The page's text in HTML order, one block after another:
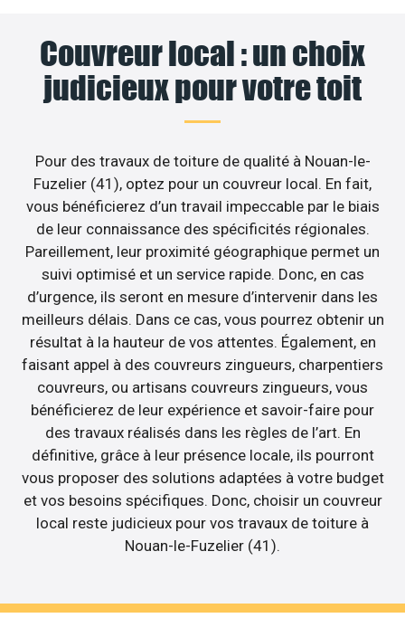
Couvreur local : un choix
judicieux pour votre toit
Pour des travaux de toiture de qualité à Nouan-le-
Fuzelier (41), optez pour un couvreur local. En fait,
vous bénéficierez d’un travail impeccable par le biais
de leur connaissance des spécificités régionales.
Pareillement, leur proximité géographique permet un
suivi optimisé et un service rapide. Donc, en cas
d’urgence, ils seront en mesure d’intervenir dans les
meilleurs délais. Dans ce cas, vous pourrez obtenir un
résultat à la hauteur de vos attentes. Également, en
faisant appel à des couvreurs zingueurs, charpentiers
couvreurs, ou artisans couvreurs zingueurs, vous
bénéficierez de leur expérience et savoir-faire pour
des travaux réalisés dans les règles de l’art. En
définitive, grâce à leur présence locale, ils pourront
vous proposer des solutions adaptées à votre budget
et vos besoins spécifiques. Donc, choisir un couvreur
local reste judicieux pour vos travaux de toiture à
Nouan-le-Fuzelier (41).